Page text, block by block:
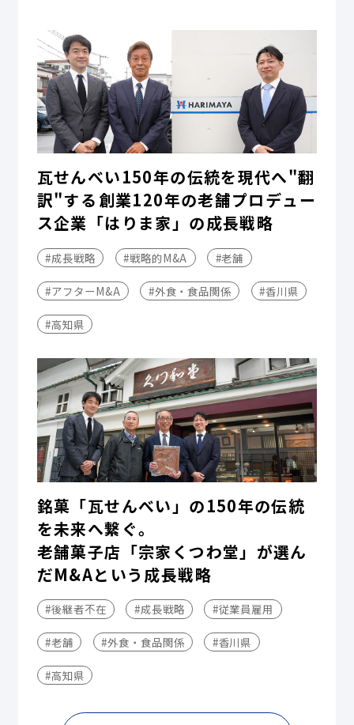
瓦せんべい150年の伝統を現代へ"翻
訳"する――創業120年の老舗プロデュー
ス企業「はりま家」の成長戦略
#成長戦略 #戦略的M&A #老舗
#アフターM&A #外食・食品関係 #香川県
#高知県
銘菓「瓦せんべい」の150年の伝統
を未来へ繋ぐ。
老舗菓子店「宗家くつわ堂」が選ん
だM&Aという成長戦略
#後継者不在 #成長戦略 #従業員雇用
#老舗 #外食・食品関係 #香川県
#高知県